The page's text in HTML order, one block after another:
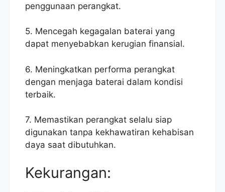
penggunaan perangkat.
5. Mencegah kegagalan baterai yang
dapat menyebabkan kerugian finansial.
6. Meningkatkan performa perangkat
dengan menjaga baterai dalam kondisi
terbaik.
7. Memastikan perangkat selalu siap
digunakan tanpa kekhawatiran kehabisan
daya saat dibutuhkan.
Kekurangan: